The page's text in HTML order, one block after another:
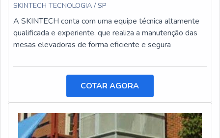
SKINTECH TECNOLOGIA / SP
A SKINTECH conta com uma equipe técnica altamente
qualificada e experiente, que realiza a manutenção das
mesas elevadoras de forma eficiente e segura
COTAR AGORA